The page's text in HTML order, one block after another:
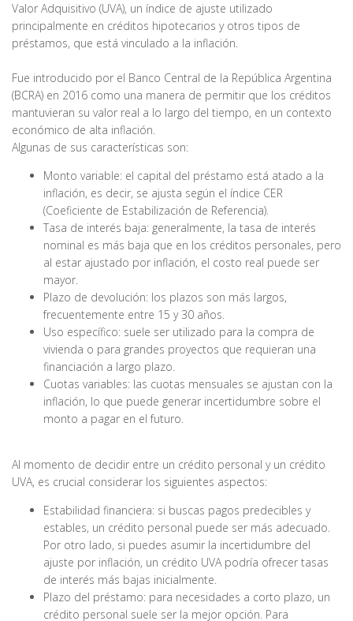
Valor Adquisitivo (UVA), un índice de ajuste utilizado
principalmente en créditos hipotecarios y otros tipos de
préstamos, que está vinculado a la inflación.
Fue introducido por el Banco Central de la República Argentina
(BCRA) en 2016 como una manera de permitir que los créditos
mantuvieran su valor real a lo largo del tiempo, en un contexto
económico de alta inflación.
Algunas de sus características son:
Monto variable: el capital del préstamo está atado a la
inflación, es decir, se ajusta según el índice CER
(Coeficiente de Estabilización de Referencia).
Tasa de interés baja: generalmente, la tasa de interés
nominal es más baja que en los créditos personales, pero
al estar ajustado por inflación, el costo real puede ser
mayor.
Plazo de devolución: los plazos son más largos,
frecuentemente entre 15 y 30 años.
Uso específico: suele ser utilizado para la compra de
vivienda o para grandes proyectos que requieran una
financiación a largo plazo.
Cuotas variables: las cuotas mensuales se ajustan con la
inflación, lo que puede generar incertidumbre sobre el
monto a pagar en el futuro.
Al momento de decidir entre un crédito personal y un crédito
UVA, es crucial considerar los siguientes aspectos:
Estabilidad financiera: si buscas pagos predecibles y
estables, un crédito personal puede ser más adecuado.
Por otro lado, si puedes asumir la incertidumbre del
ajuste por inflación, un crédito UVA podría ofrecer tasas
de interés más bajas inicialmente.
Plazo del préstamo: para necesidades a corto plazo, un
crédito personal suele ser la mejor opción. Para